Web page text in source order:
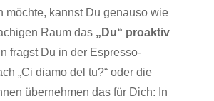
möchte, kannst Du genauso wie
Raum das „Du“ proaktiv
fragst Du in der Espresso-
„Ci diamo del tu?“ oder die
übernehmen das für Dich: In